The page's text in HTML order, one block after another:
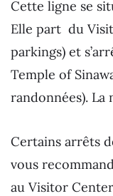
Cette ligne se
Elle part du
parkings) et
Temple of
randonnées). La
Certains arrêts
vous
au Visitor